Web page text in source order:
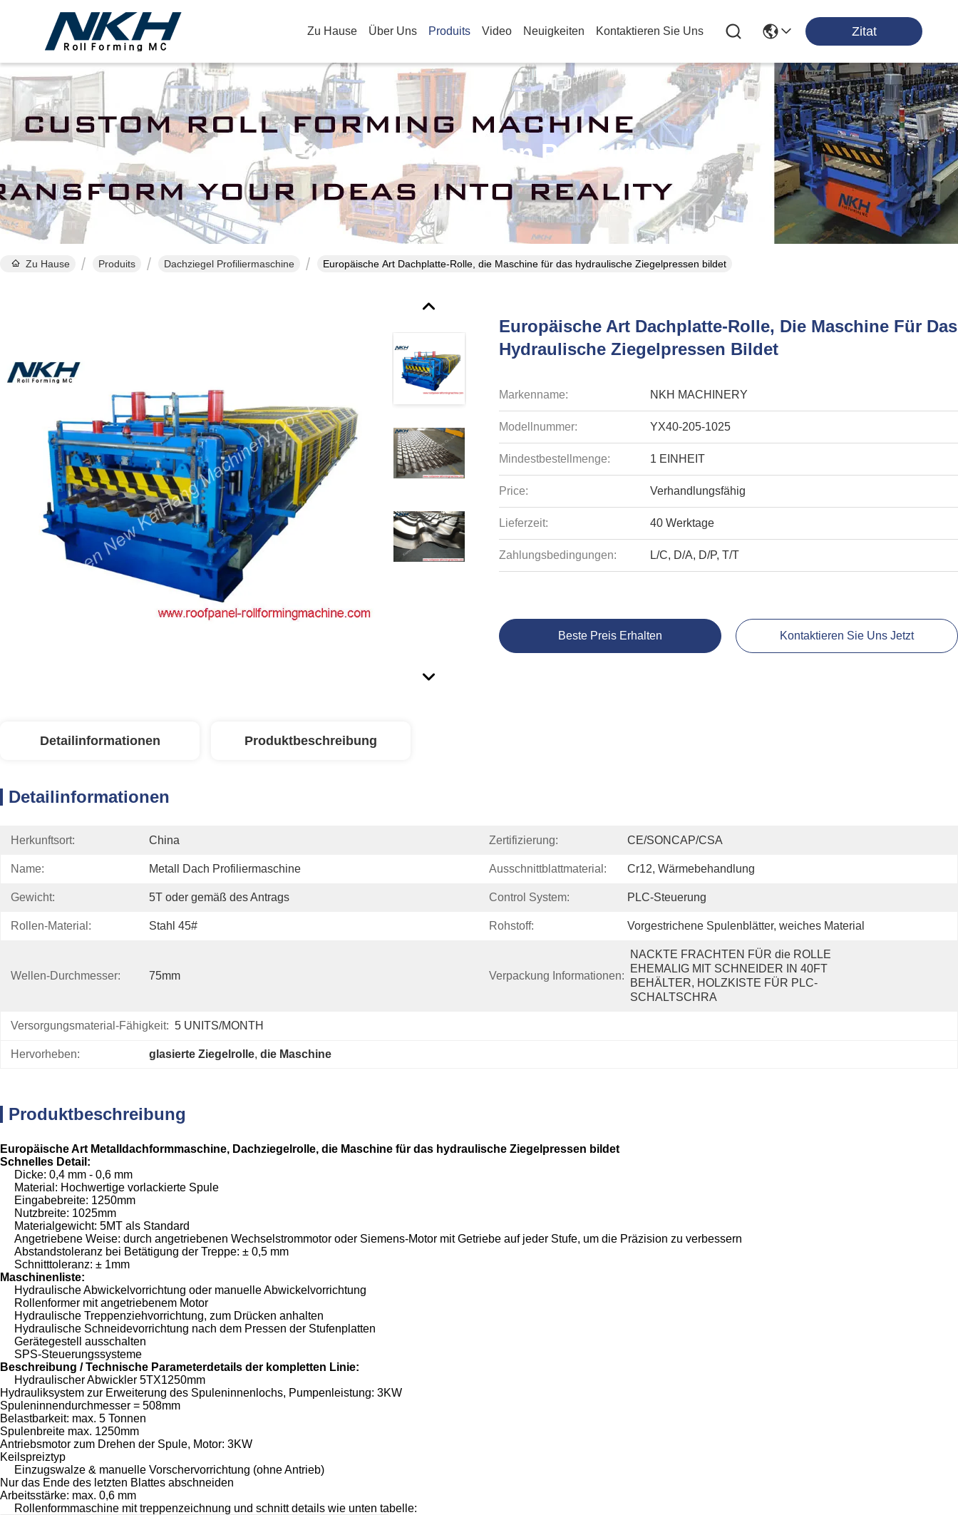
Zu Hause Über Uns Produits Video Neuigkeiten Kontaktieren Sie Uns Zitat
Einzelheiten Zu Den Produkten
Zu Hause Produits Dachziegel Profiliermaschine Europäische Art Dachplatte-Rolle, die Maschine für das hydraulische Ziegelpressen bildet
Europäische Art Dachplatte-Rolle, Die Maschine Für Das
Hydraulische Ziegelpressen Bildet
Markenname: NKH MACHINERY
Modellnummer: YX40-205-1025
Mindestbestellmenge: 1 EINHEIT
Price: Verhandlungsfähig
Lieferzeit: 40 Werktage
Zahlungsbedingungen: L/C, D/A, D/P, T/T
Beste Preis Erhalten Kontaktieren Sie Uns Jetzt
Detailinformationen Produktbeschreibung
Detailinformationen
Herkunftsort: China Zertifizierung: CE/SONCAP/CSA
Name: Metall Dach Profiliermaschine Ausschnittblattmaterial: Cr12, Wärmebehandlung
Gewicht: 5T oder gemäß des Antrags Control System: PLC-Steuerung
Rollen-Material: Stahl 45# Rohstoff: Vorgestrichene Spulenblätter, weiches Material
Wellen-Durchmesser: 75mm Verpackung Informationen:
NACKTE FRACHTEN FÜR die ROLLE
EHEMALIG MIT SCHNEIDER IN 40FT
BEHÄLTER, HOLZKISTE FÜR PLC-
SCHALTSCHRA
Versorgungsmaterial-Fähigkeit: 5 UNITS/MONTH
Hervorheben: glasierte Ziegelrolle, die Maschine
Produktbeschreibung
Europäische Art Metalldachformmaschine, Dachziegelrolle, die Maschine für das hydraulische Ziegelpressen bildet
Schnelles Detail:
Dicke: 0,4 mm - 0,6 mm
Material: Hochwertige vorlackierte Spule
Eingabebreite: 1250mm
Nutzbreite: 1025mm
Materialgewicht: 5MT als Standard
Angetriebene Weise: durch angetriebenen Wechselstrommotor oder Siemens-Motor mit Getriebe auf jeder Stufe, um die Präzision zu verbessern
Abstandstoleranz bei Betätigung der Treppe: ± 0,5 mm
Schnitttoleranz: ± 1mm
Maschinenliste:
Hydraulische Abwickelvorrichtung oder manuelle Abwickelvorrichtung
Rollenformer mit angetriebenem Motor
Hydraulische Treppenziehvorrichtung, zum Drücken anhalten
Hydraulische Schneidevorrichtung nach dem Pressen der Stufenplatten
Gerätegestell ausschalten
SPS-Steuerungssysteme
Beschreibung / Technische Parameterdetails der kompletten Linie:
Hydraulischer Abwickler 5TX1250mm
Hydrauliksystem zur Erweiterung des Spuleninnenlochs, Pumpenleistung: 3KW
Spuleninnendurchmesser = 508mm
Belastbarkeit: max. 5 Tonnen
Spulenbreite max. 1250mm
Antriebsmotor zum Drehen der Spule, Motor: 3KW
Keilspreiztyp
Einzugswalze & manuelle Vorschervorrichtung (ohne Antrieb)
Nur das Ende des letzten Blattes abschneiden
Arbeitsstärke: max. 0,6 mm
Rollenformmaschine mit treppenzeichnung und schnitt details wie unten tabelle: